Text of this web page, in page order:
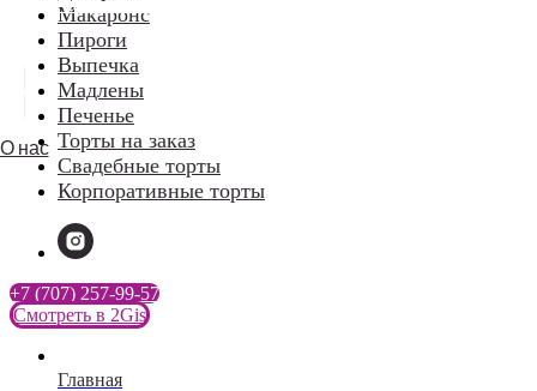
⠀⠀Написать в WhatsApp
О нас
Макаронс
Пироги
Выпечка
Мадлены
Печенье
Торты на заказ
Свадебные торты
Корпоративные торты
+7 (707) 257-99-57
Смотреть в 2Gis
Главная